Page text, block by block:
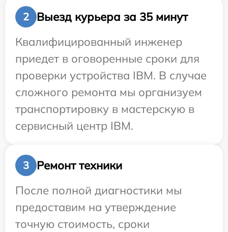
2
Выезд курьера за 35 минут
Квалифицированный инженер
приедет в оговоренные сроки для
проверки устройства IBM. В случае
сложного ремонта мы организуем
транспортировку в мастерскую в
сервисный центр IBM.
3
Ремонт техники
После полной диагностики мы
предоставим на утверждение
точную стоимость, сроки